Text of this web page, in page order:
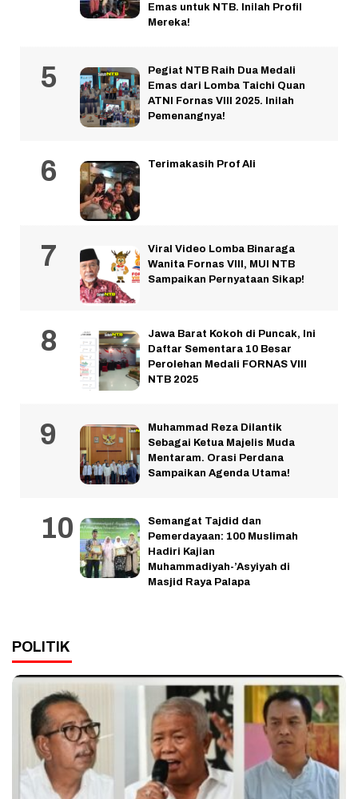
Emas untuk NTB. Inilah Profil
Mereka!
Pegiat NTB Raih Dua Medali
Emas dari Lomba Taichi Quan
ATNI Fornas VIII 2025. Inilah
Pemenangnya!
Terimakasih Prof Ali
Viral Video Lomba Binaraga
Wanita Fornas VIII, MUI NTB
Sampaikan Pernyataan Sikap!
Jawa Barat Kokoh di Puncak, Ini
Daftar Sementara 10 Besar
Perolehan Medali FORNAS VIII
NTB 2025
Muhammad Reza Dilantik
Sebagai Ketua Majelis Muda
Mentaram. Orasi Perdana
Sampaikan Agenda Utama!
Semangat Tajdid dan
Pemerdayaan: 100 Muslimah
Hadiri Kajian
Muhammadiyah-’Asyiyah di
Masjid Raya Palapa
POLITIK